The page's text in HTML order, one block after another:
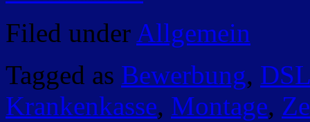
Filed under Allgemein
Tagged as Bewerbung,
Krankenkasse, Montage,